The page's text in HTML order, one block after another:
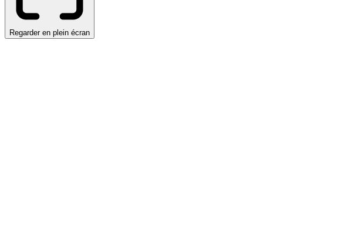
Regarder en plein écran